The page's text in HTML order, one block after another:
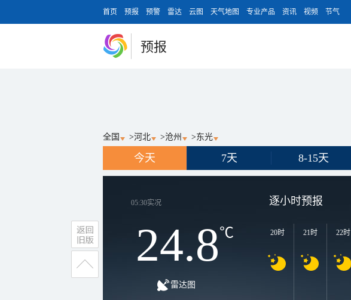
首页 预报 预警 雷达 云图 天气地图 专业产品 资讯 视频 节气
预报
全国 >河北 >沧州 >东光
今天 7天 8-15天
05:30实况
24.8℃
雷达图
逐小时预报
20时 21时 22时